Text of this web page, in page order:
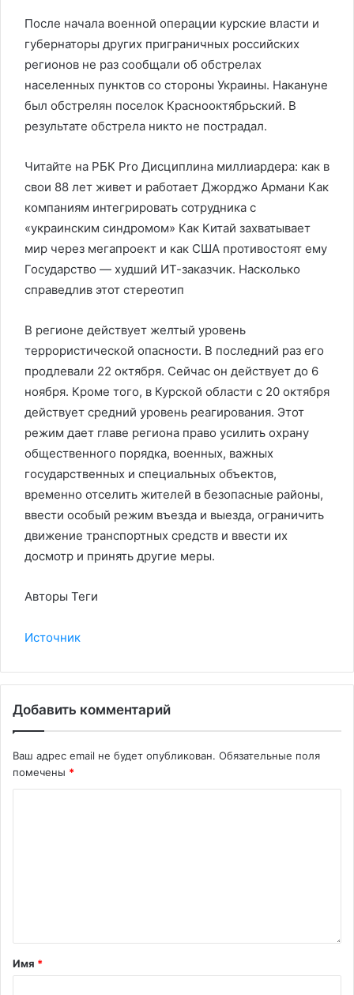
После начала военной операции курские власти и
губернаторы других приграничных российских
регионов не раз сообщали об обстрелах
населенных пунктов со стороны Украины. Накануне
был обстрелян поселок Краснооктябрьский. В
результате обстрела никто не пострадал.
Читайте на РБК Pro Дисциплина миллиардера: как в
свои 88 лет живет и работает Джорджо Армани Как
компаниям интегрировать сотрудника с
«украинским синдромом» Как Китай захватывает
мир через мегапроект и как США противостоят ему
Государство — худший ИТ-заказчик. Насколько
справедлив этот стереотип
В регионе действует желтый уровень
террористической опасности. В последний раз его
продлевали 22 октября. Сейчас он действует до 6
ноября. Кроме того, в Курской области с 20 октября
действует средний уровень реагирования. Этот
режим дает главе региона право усилить охрану
общественного порядка, военных, важных
государственных и специальных объектов,
временно отселить жителей в безопасные районы,
ввести особый режим въезда и выезда, ограничить
движение транспортных средств и ввести их
досмотр и принять другие меры.
Авторы Теги
Источник
Добавить комментарий
Ваш адрес email не будет опубликован. Обязательные поля
помечены *
Имя *